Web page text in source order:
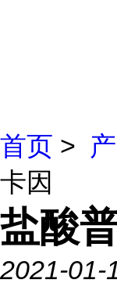
首页 >
卡因
盐酸
2021-01-